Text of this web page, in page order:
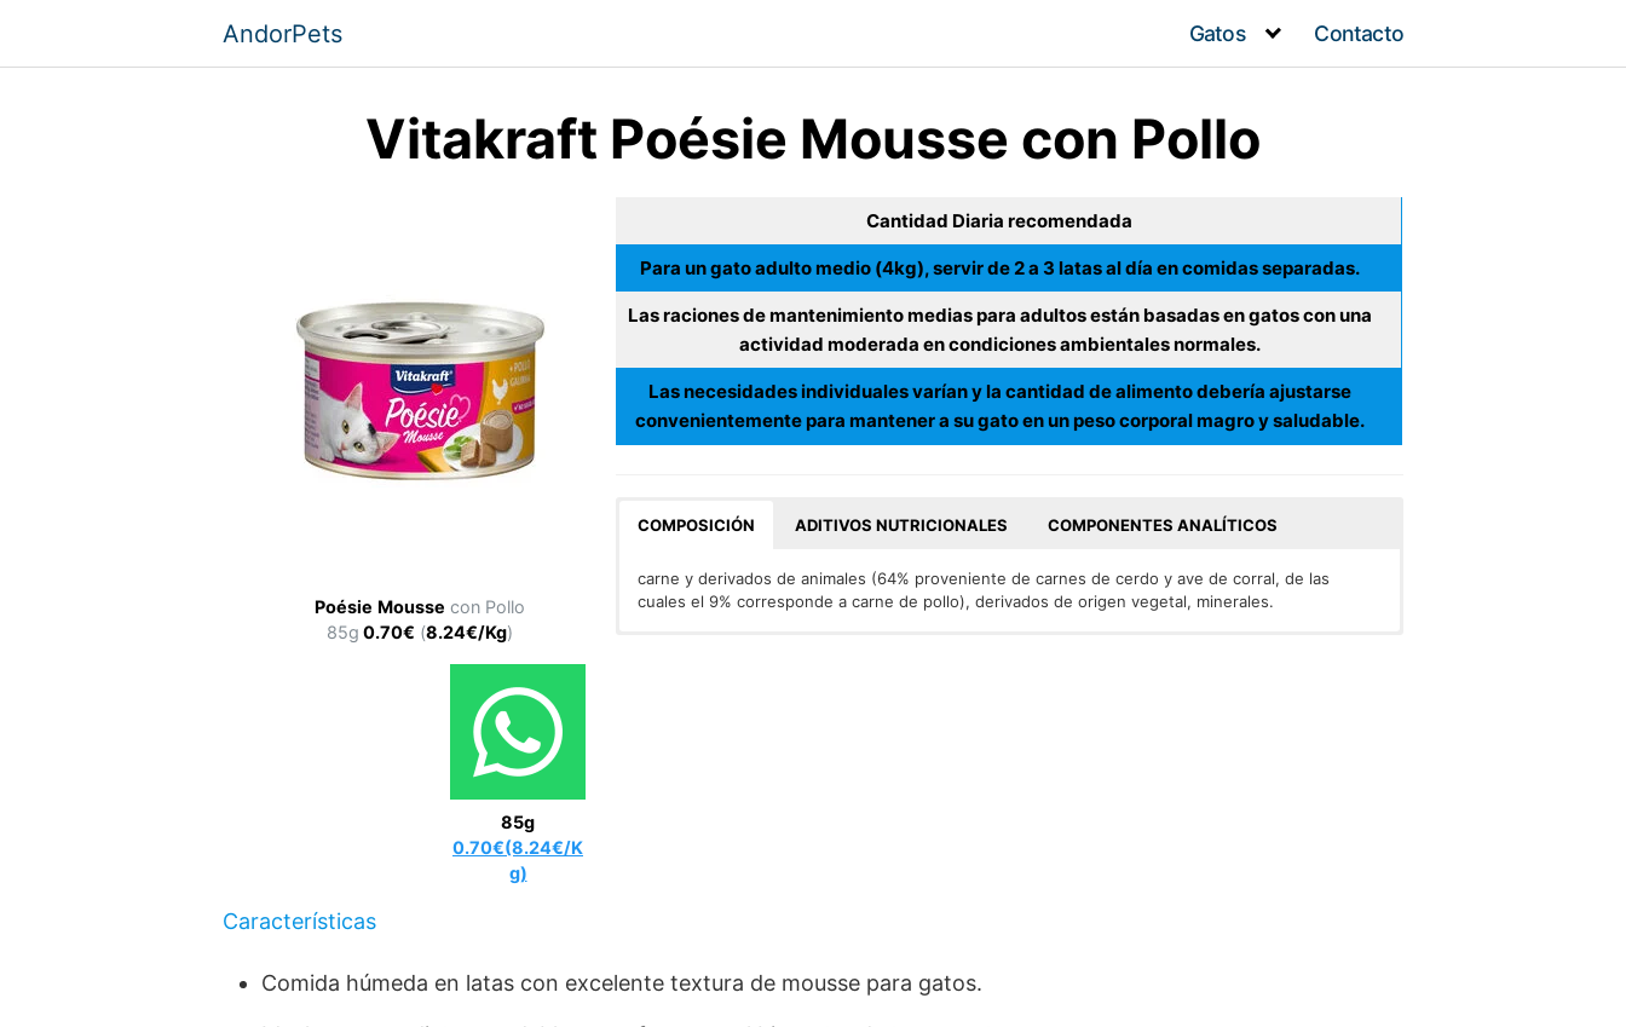
contenido
AndorPets Gatos Contacto
Vitakraft Poésie Mousse con Pollo
Poésie Mousse con Pollo
85g 0.70€ (8.24€/Kg)
Cantidad Diaria recomendada
Para un gato adulto medio (4kg), servir de 2 a 3 latas al día en comidas separadas.
Las raciones de mantenimiento medias para adultos están basadas en gatos con una
actividad moderada en condiciones ambientales normales.
Las necesidades individuales varían y la cantidad de alimento debería ajustarse
convenientemente para mantener a su gato en un peso corporal magro y saludable.
COMPOSICIÓN ADITIVOS NUTRICIONALES COMPONENTES ANALÍTICOS
carne y derivados de animales (64% proveniente de carnes de cerdo y ave de corral, de las
cuales el 9% corresponde a carne de pollo), derivados de origen vegetal, minerales.
85g
0.70€(8.24€/K
g)
Características
Comida húmeda en latas con excelente textura de mousse para gatos.